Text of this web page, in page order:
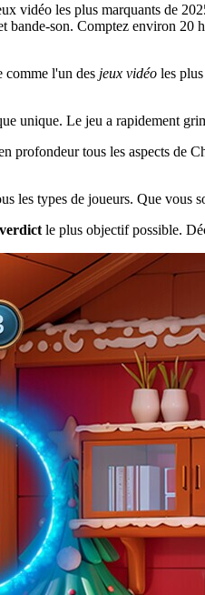
vidéo les plus marquants de
bande-son. Comptez environ
comme l'un des jeux vidéo les
unique. Le jeu a rapidement
profondeur tous les aspects de
les types de joueurs. Que vous
verdict le plus objectif possible.